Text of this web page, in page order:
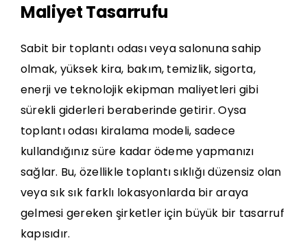
Maliyet Tasarrufu
Sabit bir toplantı odası veya salonuna sahip
olmak, yüksek kira, bakım, temizlik, sigorta,
enerji ve teknolojik ekipman maliyetleri gibi
sürekli giderleri beraberinde getirir. Oysa
toplantı odası kiralama modeli, sadece
kullandığınız süre kadar ödeme yapmanızı
sağlar. Bu, özellikle toplantı sıklığı düzensiz olan
veya sık sık farklı lokasyonlarda bir araya
gelmesi gereken şirketler için büyük bir tasarruf
kapısıdır.